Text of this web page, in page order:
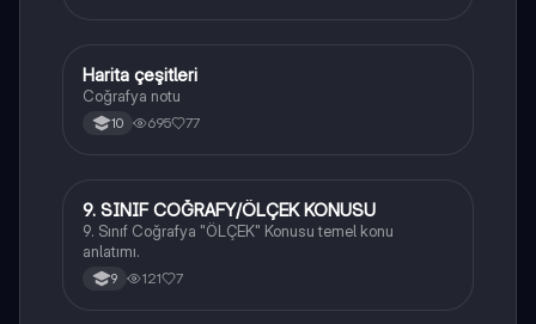
Coğrafya
Harita çeşitleri
Coğrafya notu
10 695 77
Coğrafya
9. SINIF COĞRAFY/ÖLÇEK KONUSU
9. Sınıf Coğrafya "ÖLÇEK" Konusu temel konu
anlatımı.
9 121 7